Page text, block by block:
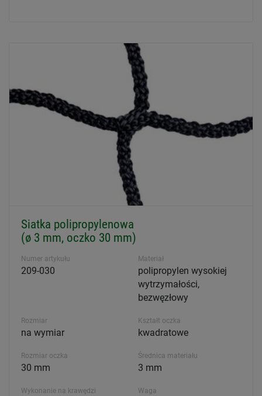
Siatka polipropylenowa
(ø 3 mm, oczko 30 mm)
Numer artykułu
209-030
Materiał
polipropylen wysokiej
wytrzymałości,
bezwęzłowy
Rozmiar
na wymiar
Kształt oczka
kwadratowe
Rozmiar oczka
30 mm
Średnica materiału
3 mm
Wykonanie na krawędzi Waga